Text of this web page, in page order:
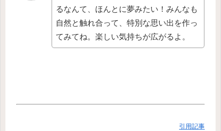
るなんて、ほんとに夢みたい！みんなも
自然と触れ合って、特別な思い出を作っ
てみてね。楽しい気持ちが広がるよ。
引用記事